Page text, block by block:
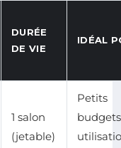
DURÉE
DE VIE
IDÉAL
1 salon
(jetable)
Petits